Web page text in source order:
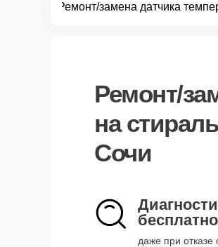
Ремонт/замена датчика
Ремонт/
на
Сочи
бесплатно
даже при отказе